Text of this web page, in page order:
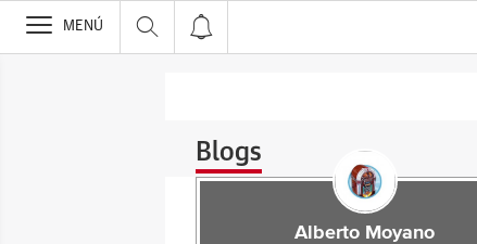
>
MENÚ
Blogs
Alberto Moyano